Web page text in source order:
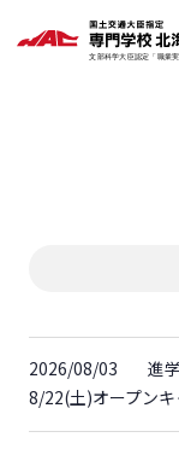
8/22(土)オープン
2026/08/03 進